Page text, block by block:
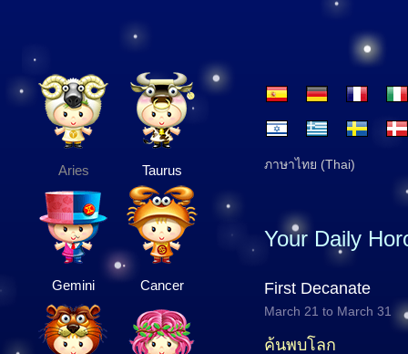
Aries Taurus
Gemini Cancer
ภาษาไทย (Thai)
Your Daily
First Decanate
March 21 to March 31
ค้นพบโลก